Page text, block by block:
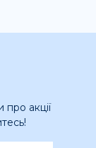
акції